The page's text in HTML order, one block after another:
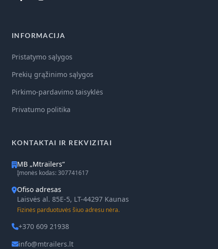
INFORMACIJA
Pristatymo sąlygos
Prekių grąžinimo sąlygos
Pirkimo-pardavimo taisyklės
Privatumo politika
KONTAKTAI IR REKVIZITAI
MB „Mtrailers“
Įmonės kodas: 307741617
Ofiso adresas
Laisvės al. 85E-5, LT-44297 Kaunas
Fizinės parduotuvės šiuo adresu nėra.
+370 609 21938
info@mtrailers.lt